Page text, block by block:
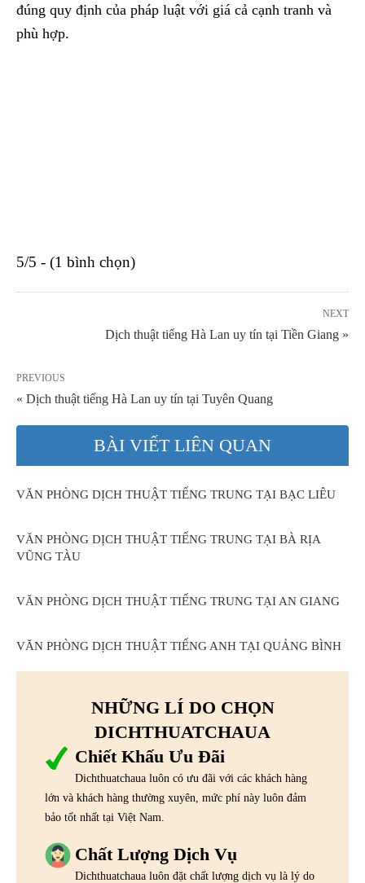
đúng quy định của pháp luật với giá cả cạnh tranh và
phù hợp.
5/5 - (1 bình chọn)
NEXT
Dịch thuật tiếng Hà Lan uy tín tại Tiền Giang »
PREVIOUS
« Dịch thuật tiếng Hà Lan uy tín tại Tuyên Quang
BÀI VIẾT LIÊN QUAN
VĂN PHÒNG DỊCH THUẬT TIẾNG TRUNG TẠI BẠC LIÊU
VĂN PHÒNG DỊCH THUẬT TIẾNG TRUNG TẠI BÀ RỊA
VŨNG TÀU
VĂN PHÒNG DỊCH THUẬT TIẾNG TRUNG TẠI AN GIANG
VĂN PHÒNG DỊCH THUẬT TIẾNG ANH TẠI QUẢNG BÌNH
NHỮNG LÍ DO CHỌN
DICHTHUATCHAUA
Chiết Khấu Ưu Đãi
Dichthuatchaua luôn có ưu đãi với các khách hàng
lớn và khách hàng thường xuyên, mức phí này luôn đảm
bảo tốt nhất tại Việt Nam.
Chất Lượng Dịch Vụ
Dichthuatchaua luôn đặt chất lượng dịch vụ là lý do